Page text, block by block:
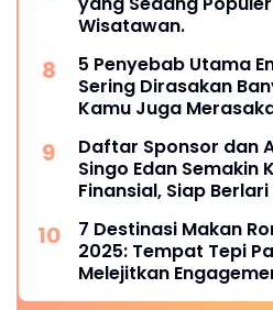
Wisatawan.
5 Penyebab Utama
Sering Dirasakan
Kamu Juga
Daftar Sponsor dan
Singo Edan Semakin
Finansial, Siap
7 Destinasi Makan
2025: Tempat Tepi
Melejitkan